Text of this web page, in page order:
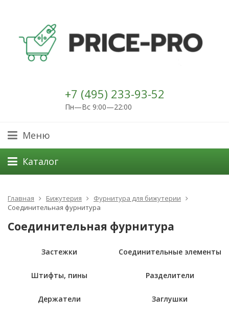
+7 (495) 233-93-52
Пн—Вс 9:00—22:00
Меню
Каталог
Главная Бижутерия
Фурнитура для бижутерии
Соединительная фурнитура
Соединительная фурнитура
Застежки Соединительные элементы
Штифты, пины Разделители
Держатели Заглушки